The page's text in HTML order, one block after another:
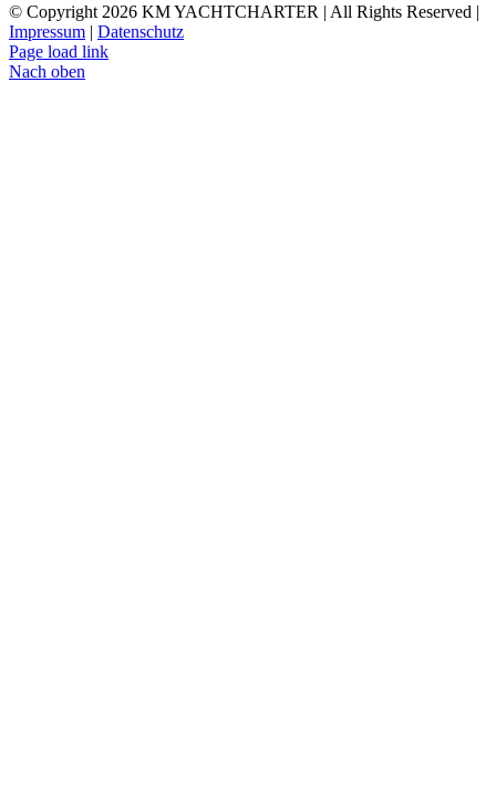
© Copyright 2026 KM YACHTCHARTER | All Rights Reserved |
Impressum | Datenschutz
Page load link
Nach oben